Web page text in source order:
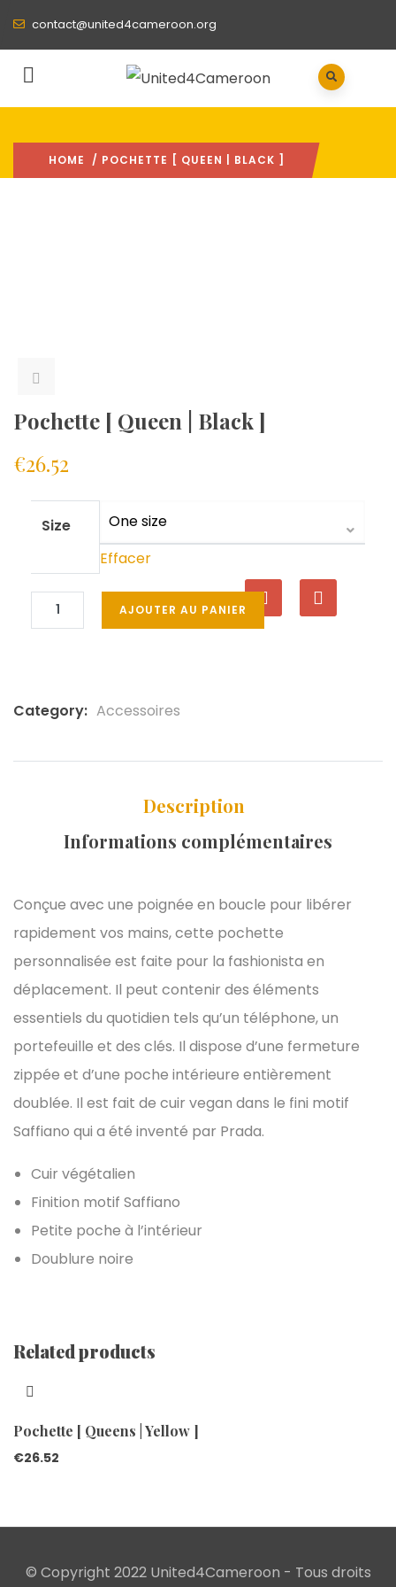
contact@united4cameroon.org
HOME / POCHETTE [ QUEEN | BLACK ]
Pochette [ Queen | Black ]
€26.52
Size
Effacer
AJOUTER AU PANIER
Category: Accessoires
Description
Informations complémentaires
Conçue avec une poignée en boucle pour libérer
rapidement vos mains, cette pochette
personnalisée est faite pour la fashionista en
déplacement. Il peut contenir des éléments
essentiels du quotidien tels qu’un téléphone, un
portefeuille et des clés. Il dispose d’une fermeture
zippée et d’une poche intérieure entièrement
doublée. Il est fait de cuir vegan dans le fini motif
Saffiano qui a été inventé par Prada.
Cuir végétalien
Finition motif Saffiano
Petite poche à l’intérieur
Doublure noire
Related products
Pochette [ Queens | Yellow ]
€26.52
© Copyright 2022 United4Cameroon - Tous droits